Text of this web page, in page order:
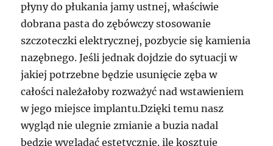
płyny do płukania jamy ustnej, właściwie
dobrana pasta do zębówczy stosowanie
szczoteczki elektrycznej, pozbycie się kamienia
nazębnego. Jeśli jednak dojdzie do sytuacji w
jakiej potrzebne będzie usunięcie zęba w
całości należałoby rozważyć nad wstawieniem
w jego miejsce implantu.Dzięki temu nasz
wygląd nie ulegnie zmianie a buzia nadal
będzie wyglądać estetycznie. ile kosztuje